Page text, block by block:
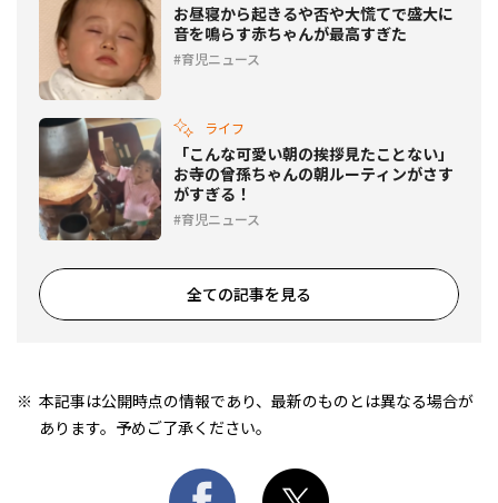
お昼寝から起きるや否や大慌てで盛大に
音を鳴らす赤ちゃんが最高すぎた
育児ニュース
ライフ
「こんな可愛い朝の挨拶見たことない」
お寺の曾孫ちゃんの朝ルーティンがさす
がすぎる！
育児ニュース
全ての記事を見る
本記事は公開時点の情報であり、最新のものとは異なる場合が
あります。予めご了承ください。